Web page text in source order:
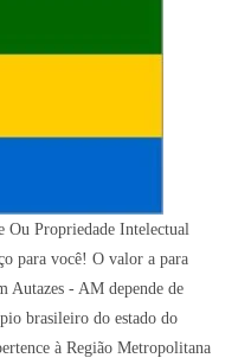
Ou Propriedade Intelectual
para você! O valor a para
Autazes - AM depende de
brasileiro do estado do
à Região Metropolitana